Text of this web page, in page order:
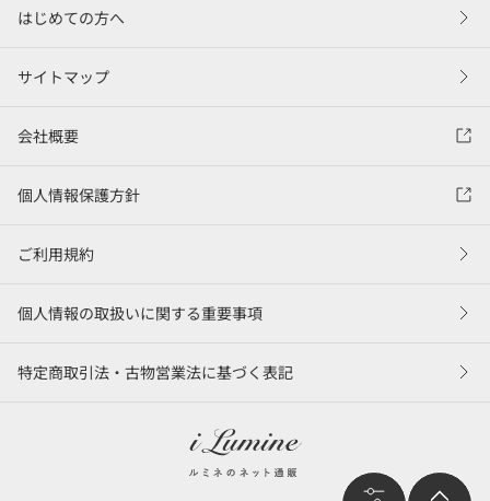
はじめての方へ
サイトマップ
会社概要
個人情報保護方針
ご利用規約
個人情報の取扱いに関する重要事項
特定商取引法・古物営業法に基づく表記